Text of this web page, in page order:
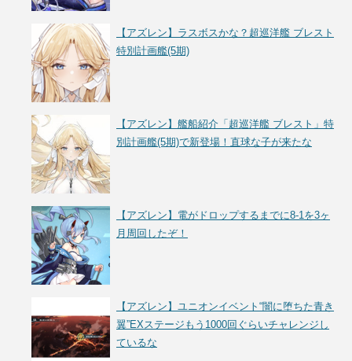
【アズレン】ラスボスかな？超巡洋艦 ブレスト
特別計画艦(5期)
【アズレン】艦船紹介「超巡洋艦 ブレスト」特
別計画艦(5期)で新登場！直球な子が来たな
【アズレン】電がドロップするまでに8-1を3ヶ
月周回したぞ！
【アズレン】ユニオンイベント“闇に堕ちた青き
翼”EXステージもう1000回ぐらいチャレンジし
ているな